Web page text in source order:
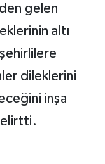
gelen
altı
dileklerini
inşa